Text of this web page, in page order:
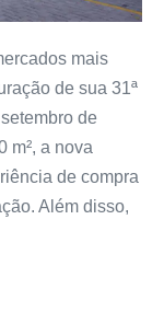
mais
de sua 31ª
de
m², a nova
de compra
Além disso,